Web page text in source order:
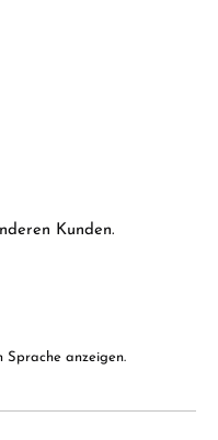
5 Sternen
Kunden.
Sprache anzeigen.